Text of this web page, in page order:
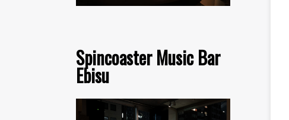
Spincoaster Music Bar
Ebisu